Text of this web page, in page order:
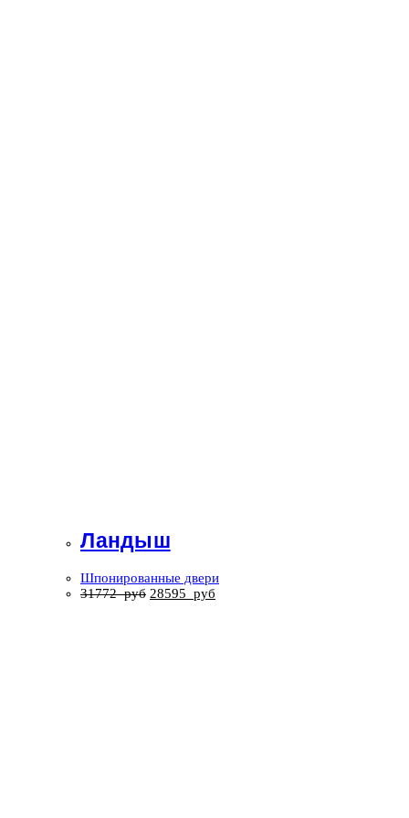
Ландыш
Шпонированные двери
31772руб 28595 руб